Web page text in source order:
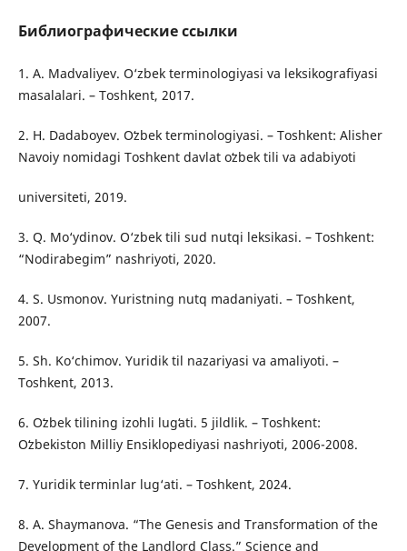
Библиографические ссылки
1. A. Madvaliyev. O‘zbek terminologiyasi va leksikografiyasi
masalalari. – Toshkent, 2017.
2. H. Dadaboyev. Oʻzbek terminologiyasi. – Toshkent: Alisher
Navoiy nomidagi Toshkent davlat oʻzbek tili va adabiyoti
universiteti, 2019.
3. Q. Mo‘ydinov. O‘zbek tili sud nutqi leksikasi. – Toshkent:
“Nodirabegim” nashriyoti, 2020.
4. S. Usmonov. Yuristning nutq madaniyati. – Toshkent,
2007.
5. Sh. Ko‘chimov. Yuridik til nazariyasi va amaliyoti. –
Toshkent, 2013.
6. Oʻzbek tilining izohli lugʻati. 5 jildlik. – Toshkent:
Oʻzbekiston Milliy Ensiklopediyasi nashriyoti, 2006-2008.
7. Yuridik terminlar lug‘ati. – Toshkent, 2024.
8. A. Shaymanova. “The Genesis and Transformation of the
Development of the Landlord Class.” Science and